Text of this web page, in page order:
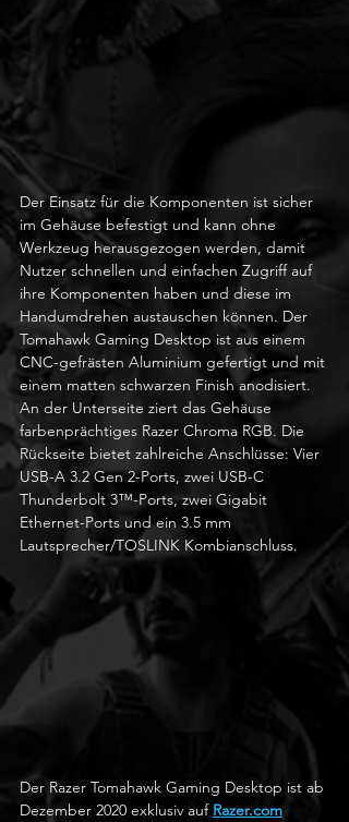
Der Einsatz für die Komponenten ist sicher
im Gehäuse befestigt und kann ohne
Werkzeug herausgezogen werden, damit
Nutzer schnellen und einfachen Zugriff auf
ihre Komponenten haben und diese im
Handumdrehen austauschen können. Der
Tomahawk Gaming Desktop ist aus einem
CNC-gefrästen Aluminium gefertigt und mit
einem matten schwarzen Finish anodisiert.
An der Unterseite ziert das Gehäuse
farbenprächtiges Razer Chroma RGB. Die
Rückseite bietet zahlreiche Anschlüsse: Vier
USB-A 3.2 Gen 2-Ports, zwei USB-C
Thunderbolt 3™-Ports, zwei Gigabit
Ethernet-Ports und ein 3.5 mm
Lautsprecher/TOSLINK Kombianschluss.
Der Razer Tomahawk Gaming Desktop ist ab
Dezember 2020 exklusiv auf Razer.com